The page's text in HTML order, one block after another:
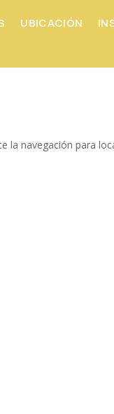
UBICACIÓN
la navegación para